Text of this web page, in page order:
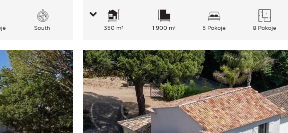
South 350 m² 1 900 m² 5 Pokoje 8 Pokoje